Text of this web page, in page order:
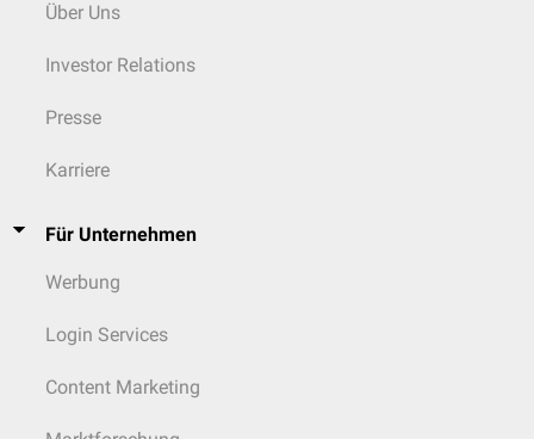
Über Uns
Investor Relations
Presse
Karriere
Für Unternehmen
Werbung
Login Services
Content Marketing